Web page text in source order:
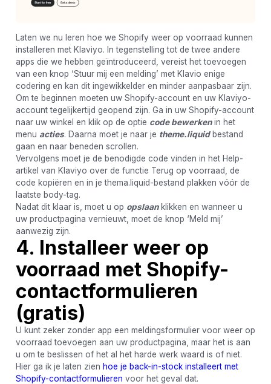
Laten we nu leren hoe we Shopify weer op voorraad kunnen
installeren met Klaviyo. In tegenstelling tot de twee andere
apps die we hebben geïntroduceerd, vereist het toevoegen
van een knop ‘Stuur mij een melding’ met Klavio enige
codering en kan dit ingewikkelder en minder aanpasbaar zijn.
Om te beginnen moeten uw Shopify-account en uw Klaviyo-
account tegelijkertijd geopend zijn. Ga in uw Shopify-account
naar uw winkel en klik op de optie code bewerkenin het
menu acties. Daarna moet je naar je theme.liquidbestand
gaan en naar beneden scrollen.
Vervolgens moet je de benodigde code vinden in het Help-
artikel van Klaviyo over de functie Terug op voorraad, de
code kopiëren en in je thema.liquid-bestand plakken vóór de
laatste body-tag.
Nadat dit klaar is, moet u op opslaanklikken en wanneer u
uw productpagina vernieuwt, moet de knop ‘Meld mij’
aanwezig zijn.
4. Installeer weer op
voorraad met Shopify-
contactformulieren
(gratis)
U kunt zeker zonder app een meldingsformulier voor weer op
voorraad toevoegen aan uw productpagina, maar het is aan
u om te beslissen of het al het harde werk waard is of niet.
Hier ga ik je laten zien hoe je back-in-stock installeert met
Shopify-contactformulieren voor het geval dat.